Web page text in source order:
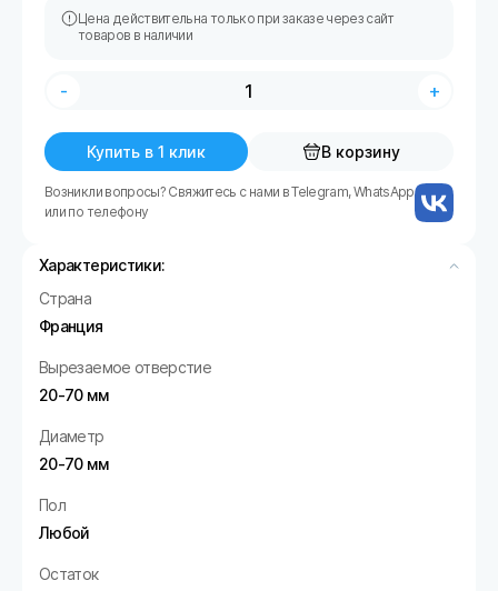
Цена действительна только при заказе через сайт
товаров в наличии
- +
Купить в 1 клик В корзину
Возникли вопросы? Свяжитесь с нами в Telegram, WhatsApp
или по телефону
Характеристики:
Страна
Франция
Вырезаемое отверстие
20-70 мм
Диаметр
20-70 мм
Пол
Любой
Остаток